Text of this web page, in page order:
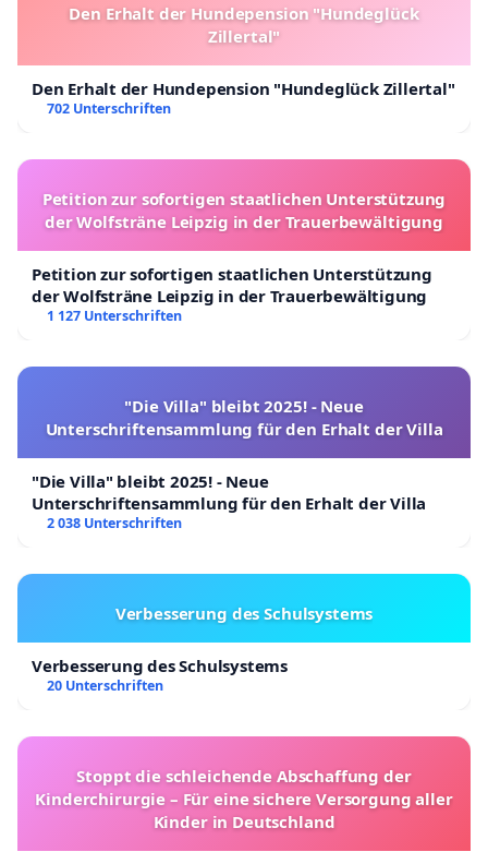
Den Erhalt der Hundepension "Hundeglück
Zillertal"
Den Erhalt der Hundepension "Hundeglück Zillertal"
702 Unterschriften
Petition zur sofortigen staatlichen Unterstützung
der Wolfsträne Leipzig in der Trauerbewältigung
Petition zur sofortigen staatlichen Unterstützung
der Wolfsträne Leipzig in der Trauerbewältigung
1 127 Unterschriften
"Die Villa" bleibt 2025! - Neue
Unterschriftensammlung für den Erhalt der Villa
"Die Villa" bleibt 2025! - Neue
Unterschriftensammlung für den Erhalt der Villa
2 038 Unterschriften
Verbesserung des Schulsystems
Verbesserung des Schulsystems
20 Unterschriften
Stoppt die schleichende Abschaffung der
Kinderchirurgie – Für eine sichere Versorgung aller
Kinder in Deutschland